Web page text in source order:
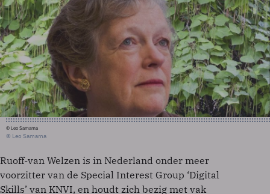
© Leo Samama
© Leo Samama
Ruoff-van Welzen is in Nederland onder meer
voorzitter van de Special Interest Group ‘Digital
Skills’ van KNVI, en houdt zich bezig met vak